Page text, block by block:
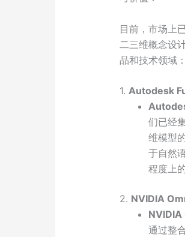
目前，市场上
二三维概念设
品和技术领域：
1. Autodesk
们已经
维模型
于自然
程度上
2. NVIDIA
通过整